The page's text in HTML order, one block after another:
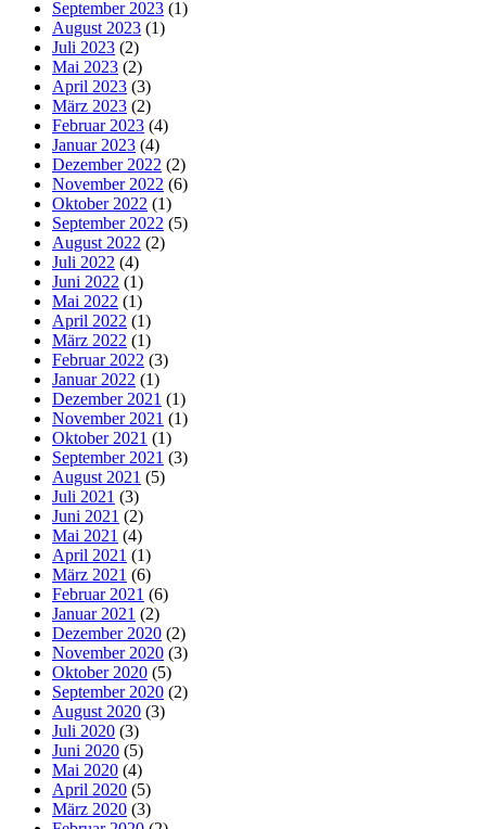
September 2023 (1)
August 2023 (1)
Juli 2023 (2)
Mai 2023 (2)
April 2023 (3)
März 2023 (2)
Februar 2023 (4)
Januar 2023 (4)
Dezember 2022 (2)
November 2022 (6)
Oktober 2022 (1)
September 2022 (5)
August 2022 (2)
Juli 2022 (4)
Juni 2022 (1)
Mai 2022 (1)
April 2022 (1)
März 2022 (1)
Februar 2022 (3)
Januar 2022 (1)
Dezember 2021 (1)
November 2021 (1)
Oktober 2021 (1)
September 2021 (3)
August 2021 (5)
Juli 2021 (3)
Juni 2021 (2)
Mai 2021 (4)
April 2021 (1)
März 2021 (6)
Februar 2021 (6)
Januar 2021 (2)
Dezember 2020 (2)
November 2020 (3)
Oktober 2020 (5)
September 2020 (2)
August 2020 (3)
Juli 2020 (3)
Juni 2020 (5)
Mai 2020 (4)
April 2020 (5)
März 2020 (3)